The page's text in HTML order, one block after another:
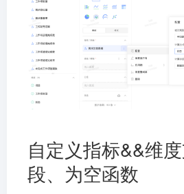
自定义指标&&维
段、为空函数